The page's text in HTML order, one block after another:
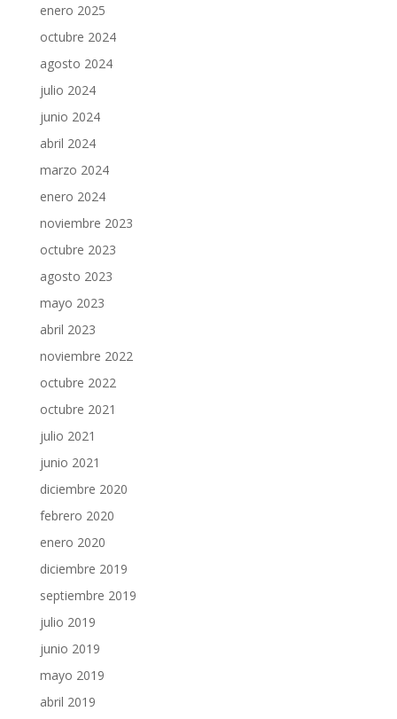
enero 2025
octubre 2024
agosto 2024
julio 2024
junio 2024
abril 2024
marzo 2024
enero 2024
noviembre 2023
octubre 2023
agosto 2023
mayo 2023
abril 2023
noviembre 2022
octubre 2022
octubre 2021
julio 2021
junio 2021
diciembre 2020
febrero 2020
enero 2020
diciembre 2019
septiembre 2019
julio 2019
junio 2019
mayo 2019
abril 2019